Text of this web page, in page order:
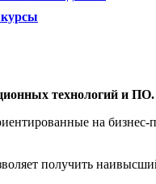
технологий и ПО.
на
получить